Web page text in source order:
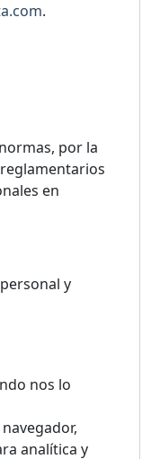
.
por la
en
y
nos lo
analítica y